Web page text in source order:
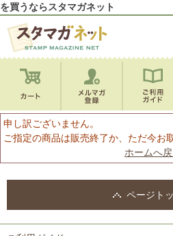
を買うならスタマガネット
申し訳ございません。
ご指定の商品は販売終了か、ただ今お
ホームへ
ページト